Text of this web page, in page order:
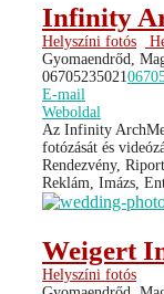
Infinity
Helyszíni fotós
Gyomaendrőd,
06705235021
E-mail
Weboldal
Az Infinity
fotózását és
Rendezvény, Riport
Reklám, Imázs,
Weigert
Helyszíni fotós